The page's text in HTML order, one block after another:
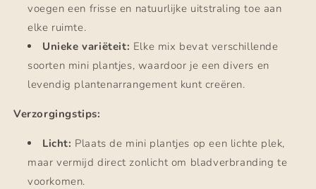
voegen een frisse en natuurlijke uitstraling toe aan
elke ruimte.
Unieke variëteit: Elke mix bevat verschillende
soorten mini plantjes, waardoor je een divers en
levendig plantenarrangement kunt creëren.
Verzorgingstips:
Licht: Plaats de mini plantjes op een lichte plek,
maar vermijd direct zonlicht om bladverbranding te
voorkomen.